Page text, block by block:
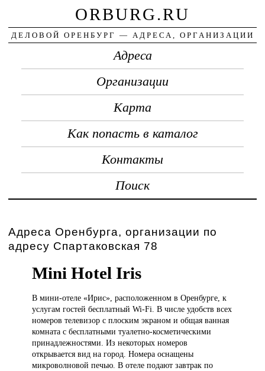
ORBURG.RU
ДЕЛОВОЙ ОРЕНБУРГ — АДРЕСА, ОРГАНИЗАЦИИ
Адреса
Организации
Карта
Как попасть в каталог
Контакты
Поиск
Адреса Оренбурга, организации по
адресу Спартаковская 78
Mini Hotel Iris
В мини-отеле«Ирис», расположенном в Оренбурге, к
услугам гостей бесплатный Wi-Fi. В числе удобств всех
номеров телевизор с плоским экраном и общая ванная
комната с бесплатными туалетно-косметическими
принадлежностями. Из некоторых номеров
открывается вид на город. Номера оснащены
микроволновой печью. В отеле подают завтрак по